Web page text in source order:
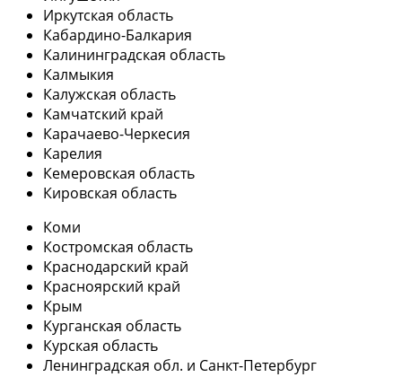
Иркутская область
Кабардино-Балкария
Калининградская область
Калмыкия
Калужская область
Камчатский край
Карачаево-Черкесия
Карелия
Кемеровская область
Кировская область
Коми
Костромская область
Краснодарский край
Красноярский край
Крым
Курганская область
Курская область
Ленинградская обл. и Санкт-Петербург